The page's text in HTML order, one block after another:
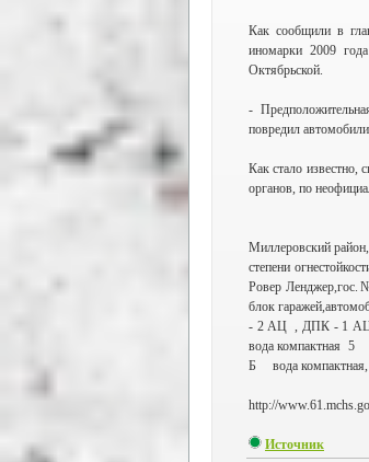
Как сообщили в
иномарки 2009
Октябрьской.
-
повредил
Как стало известно,
органов, по
Миллеровский
степени
Ровер
блок
- 2 АЦ , ДПК - 1 АЦ
вода компактная
Б вода компактная,
http://
Источник